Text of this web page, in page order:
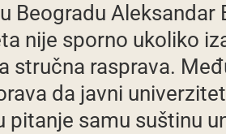
Beogradu Aleksandar
nije sporno ukoliko
stručna rasprava.
da javni
samu suštinu